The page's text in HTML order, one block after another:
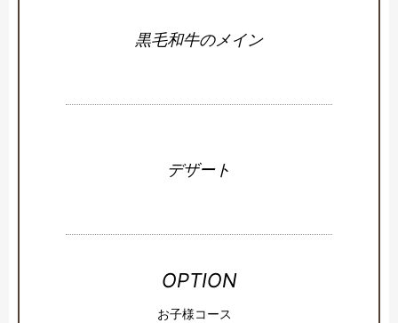
黒毛和牛のメイン
デザート
OPTION
お子様コース